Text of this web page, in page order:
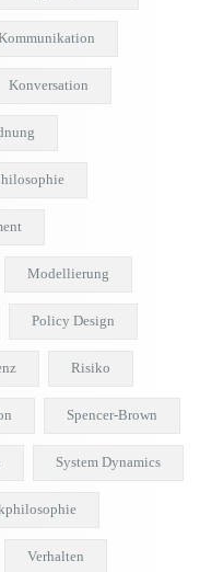
Konversation
Modellierung
Policy Design
Risiko
Spencer-Brown
System Dynamics
Verhalten